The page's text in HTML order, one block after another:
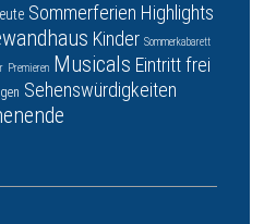
Sommerferien Highlights
Kinder Sommerkabarett
Premieren Musicals Eintritt frei
Sehenswürdigkeiten